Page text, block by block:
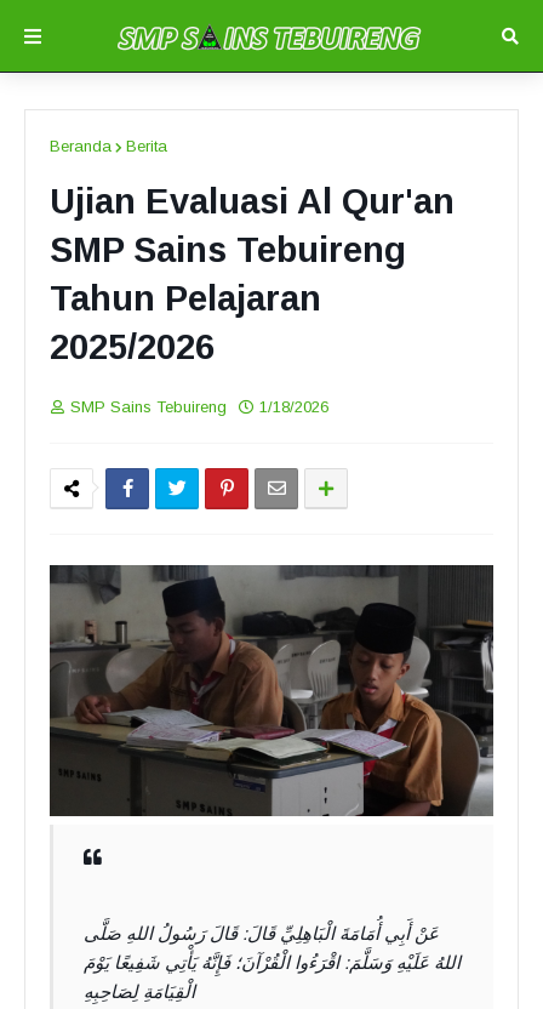
Beranda Berita
Ujian Evaluasi Al Qur'an
SMP Sains Tebuireng
Tahun Pelajaran
2025/2026
SMP Sains Tebuireng 1/18/2026
عَنْ أَبِي أُمَامَةَ الْبَاهِلِيِّ قَالَ: قَالَ رَسُولُ اللهِ صَلَّى
اللهُ عَلَيْهِ وَسَلَّمَ: اقْرَءُوا الْقُرْآنَ؛ فَإِنَّهُ يَأْتِي شَفِيعًا يَوْمَ
الْقِيَامَةِ لِصَاحِبِهِ